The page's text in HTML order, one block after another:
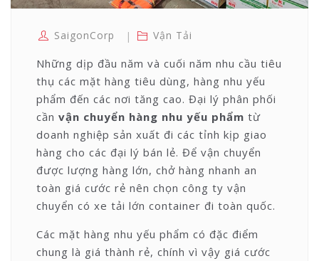
SaigonCorp Vận Tải
Những dịp đầu năm và cuối năm nhu cầu tiêu
thụ các mặt hàng tiêu dùng, hàng nhu yếu
phẩm đến các nơi tăng cao. Đại lý phân phối
cần vận chuyển hàng nhu yếu phẩm từ
doanh nghiệp sản xuất đi các tỉnh kịp giao
hàng cho các đại lý bán lẻ. Để vận chuyển
được lượng hàng lớn, chở hàng nhanh an
toàn giá cước rẻ nên chọn công ty vận
chuyển có xe tải lớn container đi toàn quốc.
Các mặt hàng nhu yếu phẩm có đặc điểm
chung là giá thành rẻ, chính vì vậy giá cước